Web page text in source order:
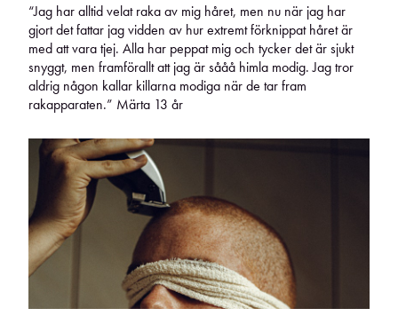
“Jag har alltid velat raka av mig håret, men nu när jag har
gjort det fattar jag vidden av hur extremt förknippat håret är
med att vara tjej. Alla har peppat mig och tycker det är sjukt
snyggt, men framförallt att jag är sååå himla modig. Jag tror
aldrig någon kallar killarna modiga när de tar fram
rakapparaten.” Märta 13 år